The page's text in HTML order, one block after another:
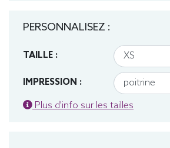
PERSONNALISEZ :
TAILLE :
IMPRESSION :
Plus d'info sur les tailles